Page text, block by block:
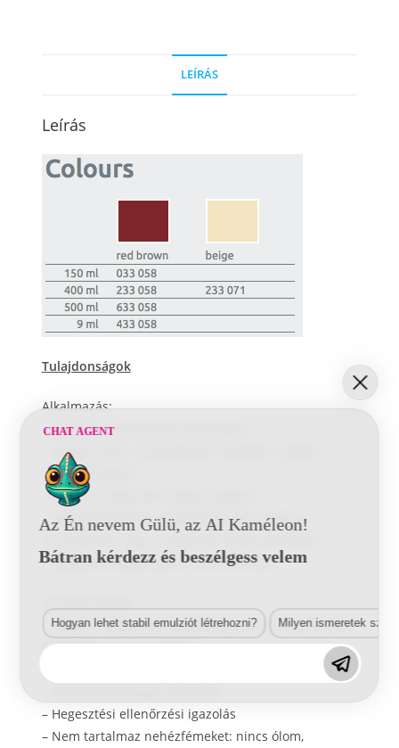
LEÍRÁS
Leírás
Tulajdonságok
Alkalmazás:
–Alapozás a letisztított felületeken
Nagyon aktív rozsdavédelmi alapozó csupasz
fémfelületekhez
–Alapozó hegesztett alkatrészekhez
–
Megakadályozza a hegesztési fröccsenést a
–Hegesztő alapozóként is használható
Nagyon magas korrózióállóság, cink és alumínium
felületeken is használható
– Hegesztési ellenőrzési igazolás
– Nem tartalmaz nehézfémeket: nincs ólom,
CHAT AGENT
Az Én nevem Gülü, az AI Kaméleon!
Bátran kérdezz és beszélgess velem
Hogyan lehet stabil emulziót létrehozni? Milyen ismeretek